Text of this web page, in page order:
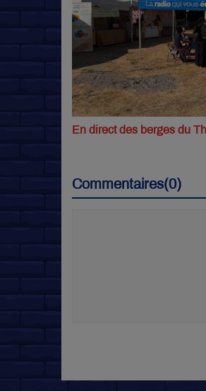
En direct des berges du
Commentaires(0)